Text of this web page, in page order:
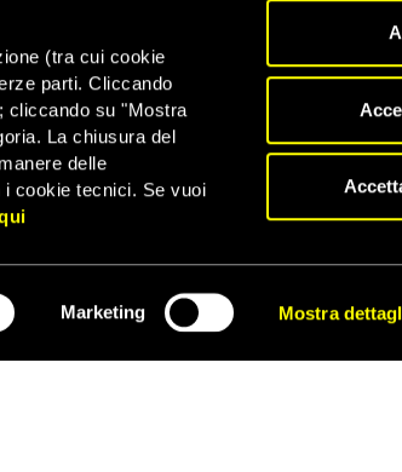
(tra cui cookie
parti. Cliccando
cliccando su "Mostra
La chiusura del
delle
i cookie tecnici. Se vuoi
Marketing Mostra
espresso le sue opinioni o per aver
CONDIVIDI